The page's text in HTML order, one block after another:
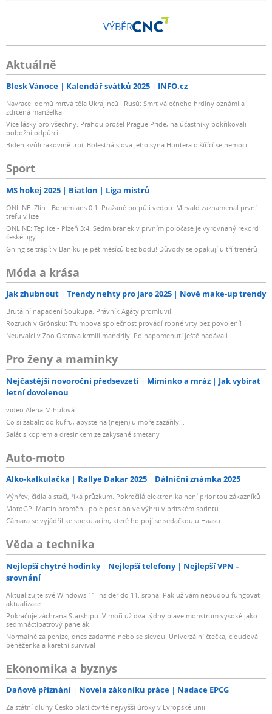
VÝBĚR
Aktuálně
Blesk Vánoce Kalendář svátků 2025 INFO.cz
Navracel domů mrtvá těla Ukrajinců i Rusů: Smrt válečného hrdiny oznámila
zdrcená manželka
Více lásky pro všechny. Prahou prošel Prague Pride, na účastníky pokřikovali
pobožní odpůrci
Biden kvůli rakovině trpí! Bolestná slova jeho syna Huntera o šířící se nemoci
Sport
MS hokej 2025 Biatlon Liga mistrů
ONLINE: Zlín - Bohemians 0:1. Pražané po půli vedou. Mirvald zaznamenal první
trefu v lize
ONLINE: Teplice - Plzeň 3:4. Sedm branek v prvním poločase je vyrovnaný rekord
české ligy
Gning se trápí: v Baníku je pět měsíců bez bodu! Důvody se opakují u tří trenérů
Móda a krása
Jak zhubnout Trendy nehty pro jaro 2025 Nové make-up trendy
Brutální napadení Soukupa. Právník Agáty promluvil
Rozruch v Grónsku: Trumpova společnost provádí ropné vrty bez povolení!
Neurvalci v Zoo Ostrava krmili mandrily! Po napomenutí ještě nadávali
Pro ženy a maminky
Nejčastější novoroční předsevzetí Miminko a mráz
Jak vybírat
letní dovolenou
video Alena Mihulová
Co si zabalit do kufru, abyste na (nejen) u moře zazářily...
Salát s koprem a dresinkem ze zakysané smetany
Auto-moto
Alko-kalkulačka Rallye Dakar 2025 Dálniční známka 2025
Výhřev, čidla a stačí, říká průzkum. Pokročilá elektronika není prioritou zákazníků
MotoGP: Martin proměnil pole position ve výhru v britském sprintu
Câmara se vyjádřil ke spekulacím, které ho pojí se sedačkou u Haasu
Věda a technika
Nejlepší chytré hodinky Nejlepší telefony
Nejlepší VPN –
srovnání
Aktualizujte své Windows 11 Insider do 11. srpna. Pak už vám nebudou fungovat
aktualizace
Pokračuje záchrana Starshipu. V moři už dva týdny plave monstrum vysoké jako
sedmnáctipatrový panelák
Normálně za peníze, dnes zadarmo nebo se slevou: Univerzální čtečka, cloudová
peněženka a karetní survival
Ekonomika a byznys
Daňové přiznání Novela zákoníku práce Nadace EPCG
Za státní dluhy Česko platí čtvrté nejvyšší úroky v Evropské unii